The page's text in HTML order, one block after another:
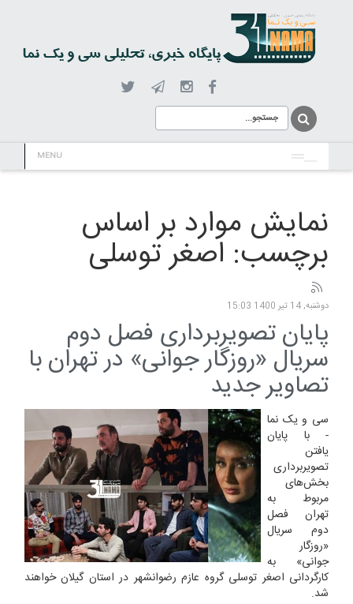
MENU
نمایش موارد بر اساس
برچسب: اصغر توسلی
دوشنبه, 14 تیر 1400 15:03
پایان تصویربرداری فصل دوم
سریال «روزگار جوانی» در تهران با
تصاویر جدید
سی و یک نما
- با پایان
یافتن
تصویربرداری
بخش‌های
مربوط به
تهران فصل
دوم سریال
«روزگار
جوانی» به
کارگردانی اصغر توسلی گروه عازم رضوانشهر در استان گیلان خواهند
شد.